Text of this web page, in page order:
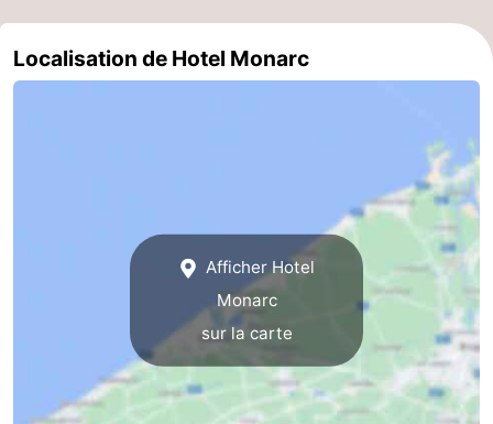
Nature
-
Middelkerke
Localisation de Hotel Monarc
Afficher Hotel
Monarc
sur la carte